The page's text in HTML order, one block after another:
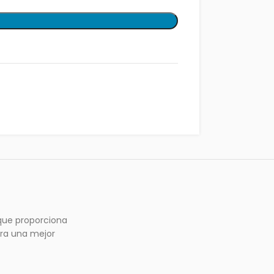
proporciona
una mejor